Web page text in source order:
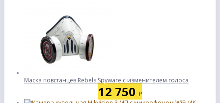
Маска повстанцев Rebels Spyware с изменителем голоса
12 750 ₽